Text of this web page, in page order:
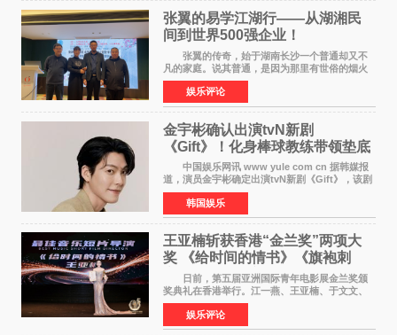
张翼的易学江湖行——从湖湘民
间到世界500强企业！
张翼的传奇，始于湖南长沙一个普通却又不
凡的家庭。说其普通，是因为那里有世俗的烟火
气；说其不凡，是因为家中有一位洞悉天地玄机
的长者——他的爷爷。作为当地的风水师，爷爷
是张翼走进易学
娱乐评论
金宇彬确认出演tvN新剧
《Gift》！化身棒球教练带领垫底
球队逆袭
中国娱乐网讯 www yule com cn 据韩媒报
道，演员金宇彬确定出演tvN新剧《Gift》，该剧
预计将于下半年播出，引发观众高度期待。
本剧改编自同名网络漫画，讲述一位经历意外事
故后获得特殊
韩国娱乐
王亚楠斩获香港“金兰奖”两项大
奖 《给时间的情书》《旗袍刺
客》双双获肯定
日前，第五届亚洲国际青年电影展金兰奖颁
奖典礼在香港举行。江一燕、王亚楠、于文文、
李东学等知名演员出席活动。著名演员、导演王
亚楠凭借音乐故事片《给时间的情书》和院线电
影《旗袍刺客》
娱乐评论